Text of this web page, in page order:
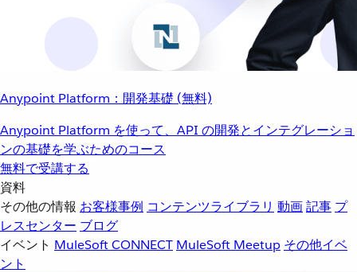
Anypoint Platform：開発基礎 (無料)
Anypoint Platform を使って、API の開発とインテグレーショ
ンの基礎を学ぶためのコース
無料で受講する
資料
その他の情報 お客様事例 コンテンツライブラリ 動画記事 プ
レスセンター ブログ
イベント MuleSoft CONNECT MuleSoft Meetup その他イベ
ント